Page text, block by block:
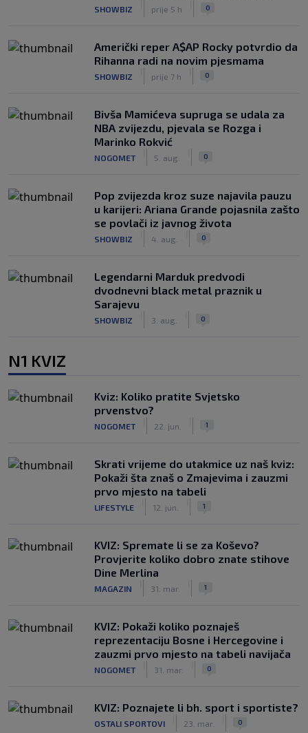
SHOWBIZ prije 5 h 0
Američki reper A$AP Rocky potvrdio da
Rihanna radi na novim pjesmama
SHOWBIZ prije 7 h 0
Bivša Mamićeva supruga se udala za
NBA zvijezdu, pjevala se Rozga i
Marinko Rokvić
NOGOMET 5. aug. 0
Pop zvijezda kroz suze najavila pauzu
u karijeri: Ariana Grande pojasnila zašto
se povlači iz javnog života
SHOWBIZ 4. aug. 0
Legendarni Marduk predvodi
dvodnevni black metal praznik u
Sarajevu
SHOWBIZ 3. aug. 0
N1 KVIZ
Kviz: Koliko pratite Svjetsko
prvenstvo?
NOGOMET 22. jun. 1
Skrati vrijeme do utakmice uz naš kviz:
Pokaži šta znaš o Zmajevima i zauzmi
prvo mjesto na tabeli
LIFESTYLE 12. jun. 1
KVIZ: Spremate li se za Koševo?
Provjerite koliko dobro znate stihove
Dine Merlina
MAGAZIN 31. mar. 1
KVIZ: Pokaži koliko poznaješ
reprezentaciju Bosne i Hercegovine i
zauzmi prvo mjesto na tabeli navijača
NOGOMET 31. mar. 0
KVIZ: Poznajete li bh. sport i sportiste?
OSTALI SPORTOVI 23. mar. 0